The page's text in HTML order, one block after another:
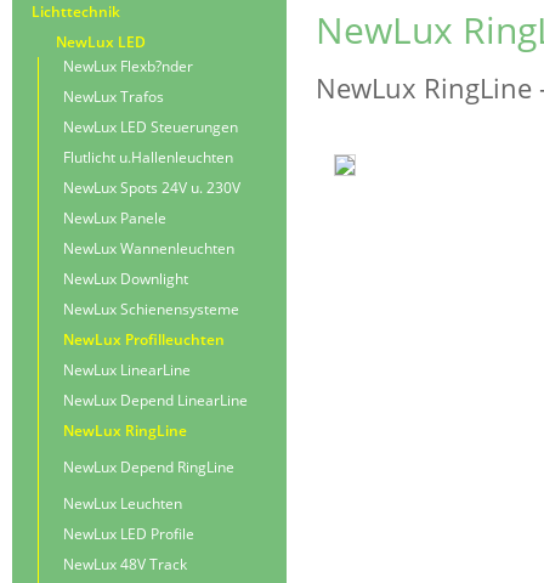
NewLux
NewLux RingLine
Lichttechnik
NewLux LED
NewLux Flexb?nder
NewLux Trafos
NewLux LED Steuerungen
Flutlicht u.Hallenleuchten
NewLux Spots 24V u. 230V
NewLux Panele
NewLux Wannenleuchten
NewLux Downlight
NewLux Schienensysteme
NewLux Profilleuchten
NewLux LinearLine
NewLux Depend LinearLine
NewLux RingLine
NewLux Depend RingLine
NewLux Leuchten
NewLux LED Profile
NewLux 48V Track